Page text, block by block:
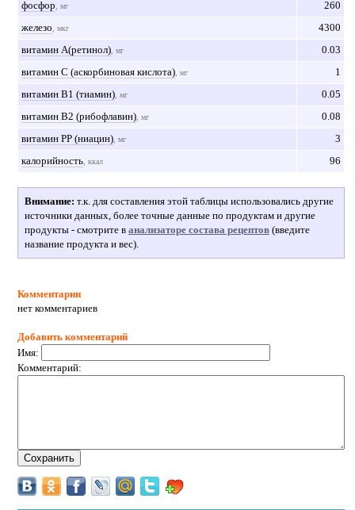
фосфор , мг
260
железо , мкг
4300
витамин А(ретинол), мг
0.03
витамин С (аскорбиновая кислота), мг
1
витамин В1 (тиамин), мг
0.05
витамин В2 (рибофлавин), мг
0.08
витамин РР (ниацин), мг
3
калорийность, ккал 96
Внимание: т.к. для составления этой таблицы использовались другие
источники данных, более точные данные по продуктам и другие
продукты - смотрите в анализаторе состава рецептов(введите
название продукта и вес).
Комментарии
нет комментариев
Добавить комментарий
Имя:
Комментарий: